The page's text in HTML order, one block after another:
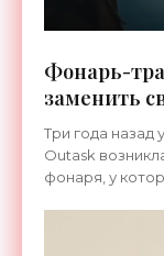
Фонарь-
заменить
«Гаджеты»
Три года назад
Outask
фонаря, у